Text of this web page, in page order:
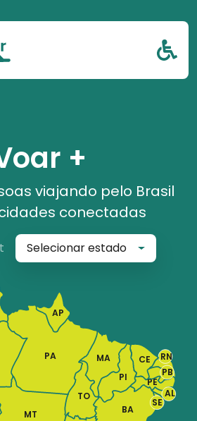
+
viajando pelo Brasil
conectadas
Selecionar estado
TO
BA
SE
PE
AL
RN
CE
PI
MA
AP
PA
MT
PB